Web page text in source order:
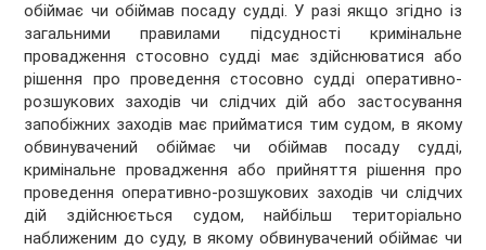
обіймає чи обіймав посаду судді. У разі якщо згідно із
загальними правилами підсудності кримінальне
провадження стосовно судді має здійснюватися або
рішення про проведення стосовно судді оперативно-
розшукових заходів чи слідчих дій або застосування
запобіжних заходів має прийматися тим судом, в якому
обвинувачений обіймає чи обіймав посаду судді,
кримінальне провадження або прийняття рішення про
проведення оперативно-розшукових заходів чи слідчих
дій здійснюється судом, найбільш територіально
наближеним до суду, в якому обвинувачений обіймає чи